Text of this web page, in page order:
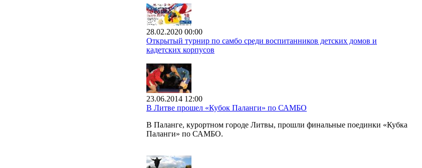
28.02.2020 00:00
Открытый турнир по самбо среди воспитанников детских домов и
кадетских корпусов
23.06.2014 12:00
В Литве прошел «Кубок Паланги» по САМБО
В Паланге, курортном городе Литвы, прошли финальные поединки «Кубка
Паланги» по САМБО.